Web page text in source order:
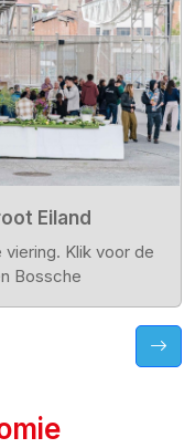
Eiland
Klik voor de
Bossche